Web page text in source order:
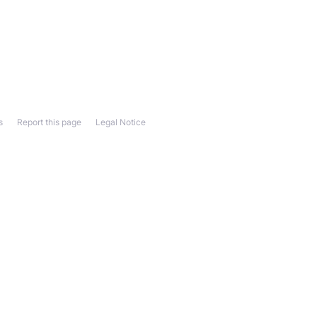
Legal Notice
Report this page